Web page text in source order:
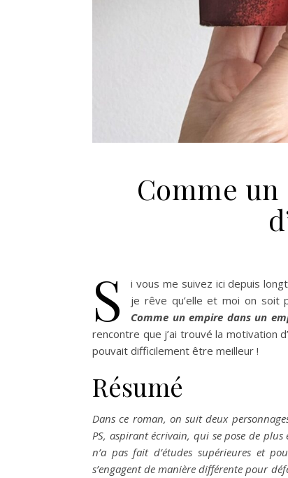
Comme
S i vous me suivez ici depuis
je rêve qu’elle et moi on soit
Comme un empire dans un
rencontre que j’ai trouvé la motivation
pouvait difficilement être meilleur !
Résumé
Dans ce roman, on suit deux
PS, aspirant écrivain, qui se pose de
n’a pas fait d’études supérieures et
s’engagent de manière différente pour